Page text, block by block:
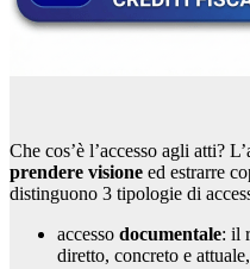
Che cos’è l’accesso agli atti?
prendere visione ed estrarre
distinguono 3 tipologie di
accesso documentale: il
diretto, concreto e